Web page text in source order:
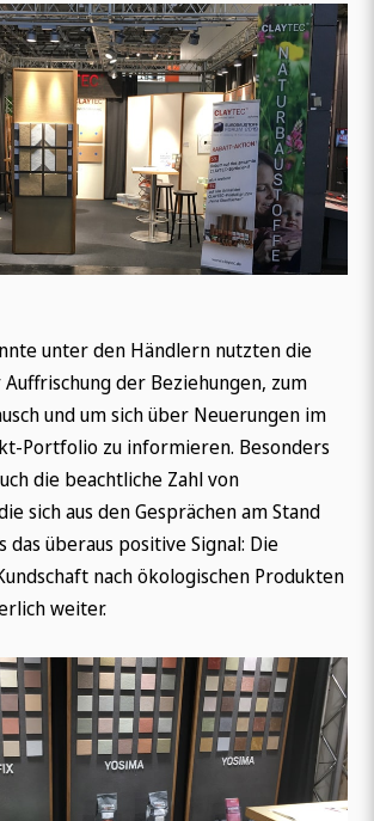
unter den Händlern nutzten die
der Beziehungen, zum
und um sich über Neuerungen im
Portfolio zu informieren. Besonders
die beachtliche Zahl von
sich aus den Gesprächen am Stand
das überaus positive Signal: Die
nach ökologischen Produkten
weiter.